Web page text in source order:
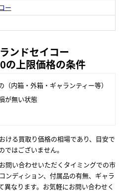
ー
ンドセイコー
の上限価格の条件
内箱・外箱・ギャランティー等）
が無い状態
ける買取り価格の相場であり、目安で
ではございません。
問い合わせいただくタイミングでの市
ンディション、付属品の有無、ギャラ
異なります。お気軽にお問い合わせく